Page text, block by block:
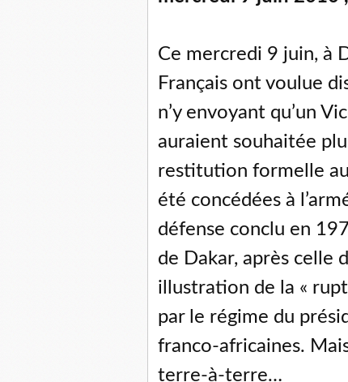
Ce mercredi 9 juin, à
Français ont voulue
n’y envoyant qu’un
auraient souhaitée
restitution formelle
été concédées à
défense conclu en
de Dakar, après celle
illustration de la «
par le régime du
franco-africaines.
terre-à-terre…